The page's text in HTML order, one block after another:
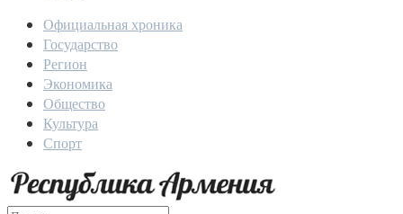
Официальная хроника
Государство
Регион
Экономика
Общество
Культура
Спорт